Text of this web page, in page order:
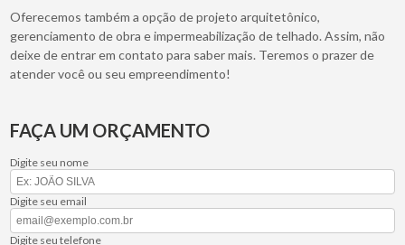
Oferecemos também a opção de projeto arquitetônico,
gerenciamento de obra e impermeabilização de telhado. Assim, não
deixe de entrar em contato para saber mais. Teremos o prazer de
atender você ou seu empreendimento!
FAÇA UM ORÇAMENTO
Digite seu nome
Digite seu email
Digite seu telefone